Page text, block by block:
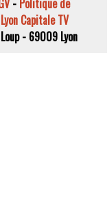
Lyon Capitale TV
- 69009 Lyon